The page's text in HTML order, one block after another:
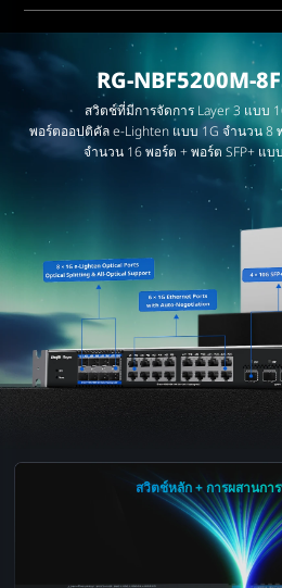
RG-NBF5200M-
สวิตช์ที่มีการจัดการ Layer 3 แบบ
พอร์ตออปติคัล e-Lighten แบบ 1G จำนวน 8
จำนวน 16 พอร์ต + พอร์ต SFP+ แ
สวิตช์หลัก + การผสานกา